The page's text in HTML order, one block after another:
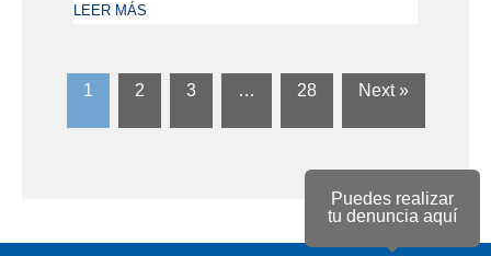
Puedes realizar
tu denuncia aquí
LEER MÁS
1 2 3 … 28 Next »